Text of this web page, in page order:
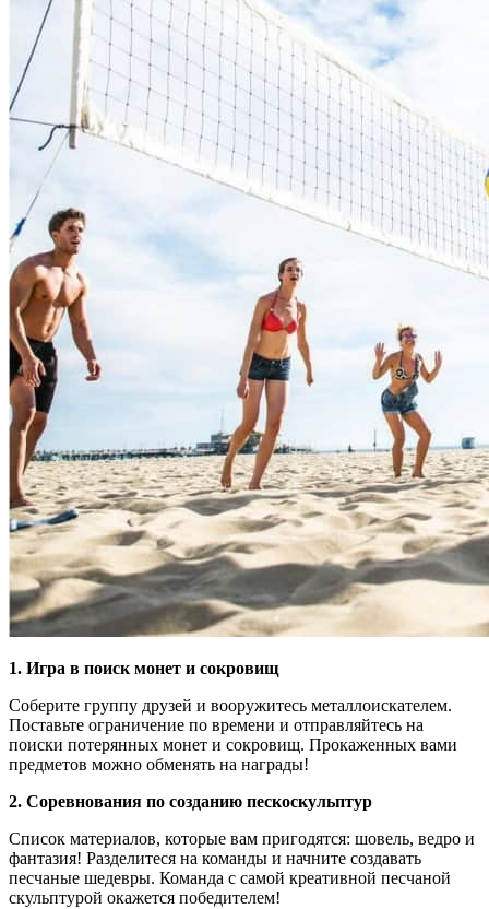
1. Игра в поиск монет и сокровищ
Соберите группу друзей и вооружитесь металлоискателем.
Поставьте ограничение по времени и отправляйтесь на
поиски потерянных монет и сокровищ. Прокаженных вами
предметов можно обменять на награды!
2. Соревнования по созданию пескоскульптур
Список материалов, которые вам пригодятся: шовель, ведро и
фантазия! Разделитеся на команды и начните создавать
песчаные шедевры. Команда с самой креативной песчаной
скульптурой окажется победителем!